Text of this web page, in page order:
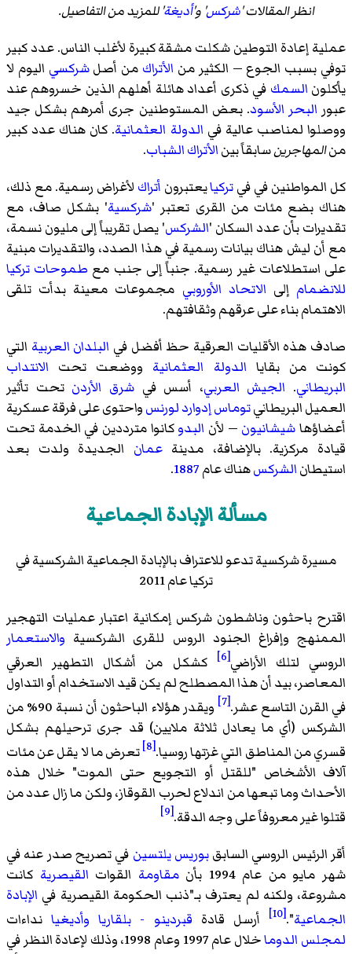
انظر المقالات 'شركس ' و'أديغة' للمزيد من التفاصيل.
عملية إعادة التوطين شكلت مشقة كبيرة لأغلب الناس. عدد كبير
توفي بسبب الجوع — الكثير من الأتراك من أصلشركسي اليوم لا
يأكلون السمك في ذكرى أعداد هائلة أهلهم الذين خسروهم عند
عبور البحر الأسود. بعض المستوطنين جرى أمرهم بشكل جيد
ووصلوا لمناصب عالية في الدولة العثمانية. كان هناك عدد كبير
منالمهاجرينسابقاً بينالأتراك الشباب.
كل المواطنين في فيتركيايعتبرون أتراك لأغراض رسمية. مع ذلك،
هناك بضع مئات من القرى تعتبر 'شركسية' بشكل صاف، مع
تقديرات بأن عدد السكان 'الشركس' يصل تقريباً إلى مليون نسمة،
مع أن ليش هناك بيانات رسمية في هذا الصدد، والتقديرات مبنية
على استطلاعات غير رسمية. جنباً إلى جنب مع طموحات تركيا
للانضمام إلى الاتحاد الأوروبي مجموعات معينة بدأت تلقى
الاهتمام بناء على عرقهم وثقافتهم.
صادف هذه الأقليات العرقية حظ أفضل في البلدان العربية التي
كونت من بقايا الدولة العثمانية ووضعت تحت الانتداب
البريطاني. الجيش العربي، أسس فيشرق الأردن تحت تأثير
العميل البريطانيتوماس إدوارد لورنسواحتوى على فرقة عسكرية
أعضاؤهاشيشانيون — لأن البدوكانوا مترددين في الخدمة تحت
قيادة مركزية. بالإضافة، مدينةعمان الجديدة ولدت بعد
استيطانالشركسهناك عام1887
.
مسألة الإبادة الجماعية
مسيرة شركسية تدعو للاعتراف بالإبادة الجماعية الشركسية في
تركيا عام 2011
اقترح باحثون وناشطون شركس إمكانية اعتبار عمليات التهجير
الممنهج وإفراغ الجنود الروس للقرى الشركسية والاستعمار
الروسي لتلك الأراضي[6]
كشكل من أشكال التطهير العرقي
المعاصر، بيد أن هذا المصطلح لم يكن قيد الاستخدام أو التداول
في القرن التاسع عشر.[7]
ويقدر هؤلاء الباحثون أن نسبة 90% من
الشركس (أي ما يعادل ثلاثة ملايين) قد جرى ترحيلهم بشكل
قسري من المناطق التي غزتها روسيا.[8]
تعرض ما لا يقل عن مئات
آلاف الأشخاص "للقتل أو التجويع حتى الموت" خلال هذه
الأحداث وما تبعها من اندلاع لحرب القوقاز، ولكن ما زال عدد من
قتلوا غير معروفاً على وجه الدقة.[9]
أقر الرئيس الروسي السابقبوريس يلتسين في تصريح صدر عنه في
شهر مايو من عام 1994 بأن
مقاومة القوات القيصرية كانت
مشروعة، ولكنه لم يعترف بـ"ذنب الحكومة القيصرية في الإبادة
الجماعية".
[10] أرسل قادة قبردينو - بلقاريا وأديغيانداءات
لمجلس الدوما
خلال عام 1997 وعام 1998، وذلك لإعادة النظر في